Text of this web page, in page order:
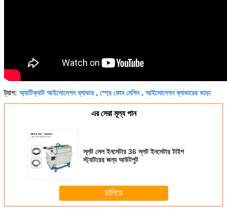
ট্যাগ: অ্যাটিক্যাট আইসোলেশন ব্লাভার , স্প্রে ফোম মেশিন, আইসোলেশন ব্লাভারের ভাড়া
এর সেরা মূল্য পান
স্লট সেল ইনসেটার 36 স্লট ইনসেটার টাইপ
স্ট্যাটরের জন্য আউটপুট
চালিয়ে